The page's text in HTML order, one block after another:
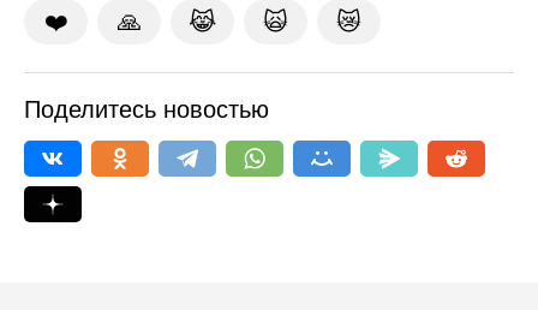
❤️ 🙏 😹 🙀 😿
Поделитесь новостью